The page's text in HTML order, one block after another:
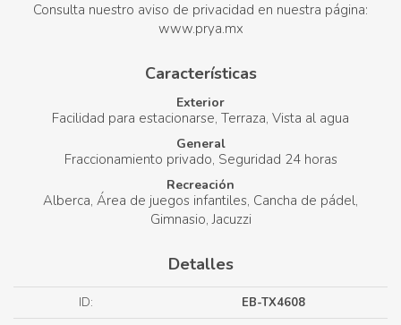
Consulta nuestro aviso de privacidad en nuestra página:
www.prya.mx
Características
Exterior
Facilidad para estacionarse Terraza Vista al agua
General
Fraccionamiento privado Seguridad 24 horas
Recreación
Alberca Área de juegos infantiles Cancha de pádel
Gimnasio Jacuzzi
Detalles
ID:
EB-TX4608